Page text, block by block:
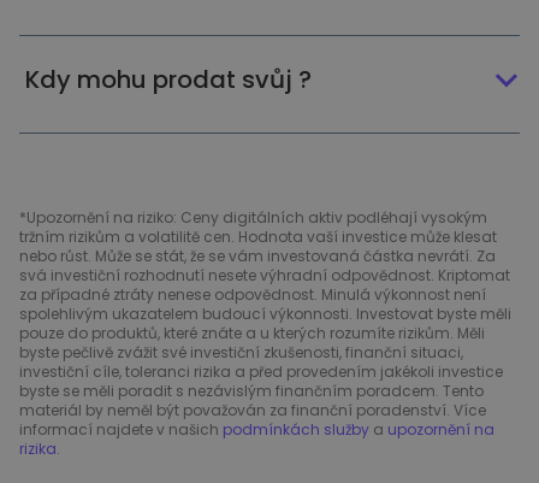
Kdy mohu prodat svůj ?
*Upozornění na riziko: Ceny digitálních aktiv podléhají vysokým
tržním rizikům a volatilitě cen. Hodnota vaší investice může klesat
nebo růst. Může se stát, že se vám investovaná částka nevrátí. Za
svá investiční rozhodnutí nesete výhradní odpovědnost. Kriptomat
za případné ztráty nenese odpovědnost. Minulá výkonnost není
spolehlivým ukazatelem budoucí výkonnosti. Investovat byste měli
pouze do produktů, které znáte a u kterých rozumíte rizikům. Měli
byste pečlivě zvážit své investiční zkušenosti, finanční situaci,
investiční cíle, toleranci rizika a před provedením jakékoli investice
byste se měli poradit s nezávislým finančním poradcem. Tento
materiál by neměl být považován za finanční poradenství. Více
informací najdete v našich podmínkách služby a upozornění na
rizika.